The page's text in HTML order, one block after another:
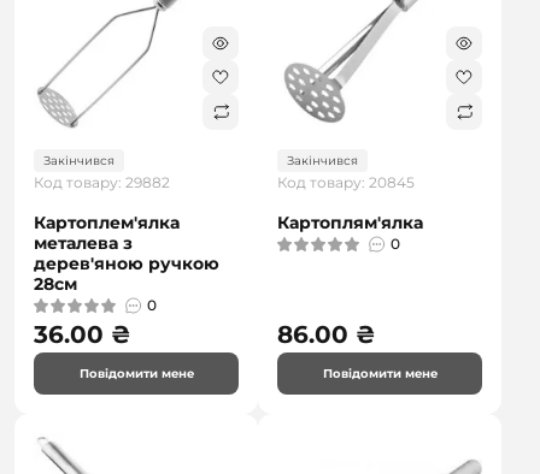
Закінчився
Код товару: 29882
Картоплем'ялка
металева з
дерев'яною ручкою
28см
0
36.00 ₴
Повідомити мене
Закінчився
Код товару: 20845
Картоплям'ялка
0
86.00 ₴
Повідомити мене